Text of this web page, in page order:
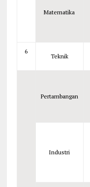
Matematika
6
Teknik
Pertambangan
Industri